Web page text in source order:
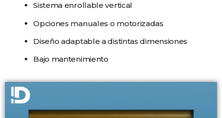
Sistema enrollable vertical
Opciones manuales o motorizadas
Diseño adaptable a distintas dimensiones
Bajo mantenimiento